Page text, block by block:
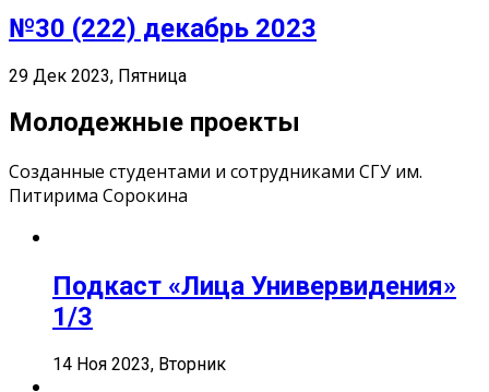
№30 (222) декабрь 2023
29 Дек 2023, Пятница
Молодежные проекты
Созданные студентами и сотрудниками СГУ им.
Питирима Сорокина
Подкаст «Лица Универвидения»
1/3
14 Ноя 2023, Вторник